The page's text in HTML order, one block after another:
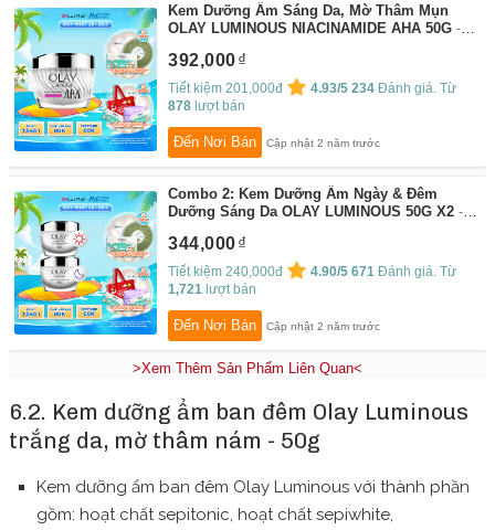
Kem Dưỡng Ẩm Sáng Da, Mờ Thâm Mụn
OLAY LUMINOUS NIACINAMIDE AHA 50G
392,000
Tiết kiệm 201,000đ 4.93/5 234 Đánh giá. Từ
878 lượt bán
Đến Nơi Bán Cập nhật 2 năm trước
Combo 2: Kem Dưỡng Ẩm Ngày & Đêm
Dưỡng Sáng Da OLAY LUMINOUS 50G X2
344,000
Tiết kiệm 240,000đ 4.90/5 671 Đánh giá. Từ
1,721 lượt bán
Đến Nơi Bán Cập nhật 2 năm trước
>Xem Thêm Sản Phẩm Liên Quan<
6.2. Kem dưỡng ẩm ban đêm Olay Luminous
trắng da, mờ thâm nám - 50g
Kem dưỡng ẩm ban đêm Olay Luminous với thành phần
gồm: hoạt chất sepitonic, hoạt chất sepiwhite,